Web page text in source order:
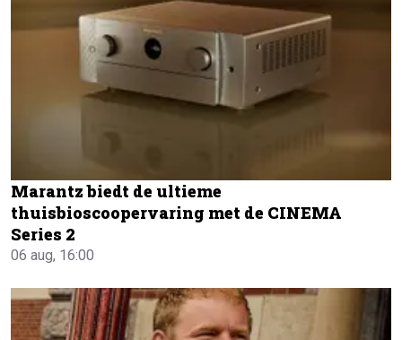
Marantz biedt de ultieme
thuisbioscoopervaring met de CINEMA
Series 2
06 aug, 16:00